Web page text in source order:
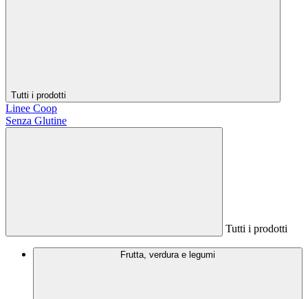
Tutti i prodotti
Linee Coop
Senza Glutine
Tutti i prodotti
Frutta, verdura e legumi